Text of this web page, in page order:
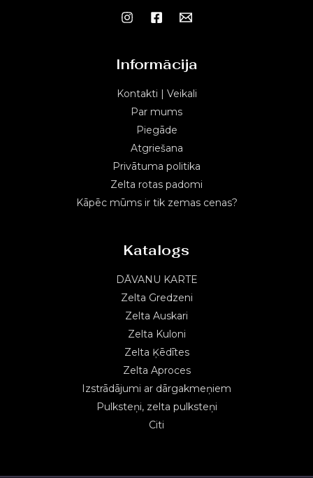
Informācija
Kontakti | Veikali
Par mums
Piegāde
Atgriešana
Privātuma politika
Zelta rotas padomi
Kāpēc mūms ir tik zemas cenas?
Katalogs
DĀVANU KARTE
Zelta Gredzeni
Zelta Auskari
Zelta Kuloni
Zelta Ķēdītes
Zelta Aproces
Izstrādājumi ar dārgakmeņiem
Pulksteņi, zelta pulksteņi
Citi